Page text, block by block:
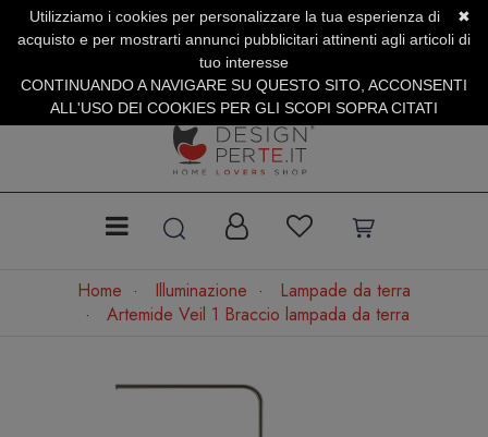
SERVIZIO CLIENTI +39.0773.470.562
SUMMER SALES | Fino al 40% di Sconto
Home Illuminazione
Lampade da terra
Artemide Veil 1 Braccio lampada da terra
✖
Utilizziamo i cookies per personalizzare la tua esperienza di
acquisto e per mostrarti annunci pubblicitari attinenti agli articoli di
tuo interesse
CONTINUANDO A NAVIGARE SU QUESTO SITO, ACCONSENTI
ALL'USO DEI COOKIES PER GLI SCOPI SOPRA CITATI